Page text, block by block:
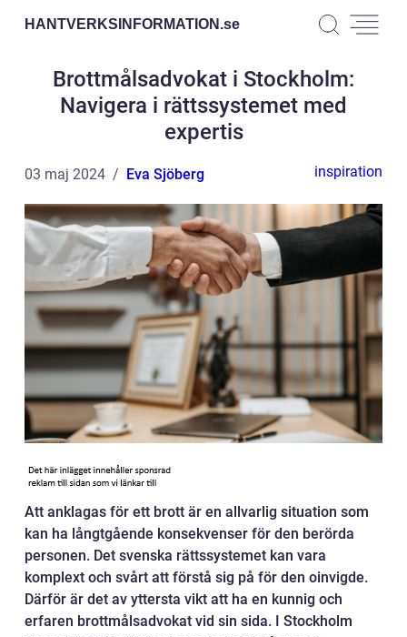
HANTVERKSINFORMATION.se
Brottmålsadvokat i Stockholm:
Navigera i rättssystemet med
expertis
03 maj 2024 Eva Sjöberg inspiration
Att anklagas för ett brott är en allvarlig situation som
kan ha långtgående konsekvenser för den berörda
personen. Det svenska rättssystemet kan vara
komplext och svårt att förstå sig på för den oinvigde.
Därför är det av yttersta vikt att ha en kunnig och
erfaren brottmålsadvokat vid sin sida. I Stockholm